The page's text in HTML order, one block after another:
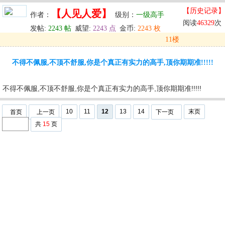
作者： 【人见人爱】 级别： 一级高手
发帖: 2243 帖 威望: 2243 点 金币: 2243 枚
【历史记录】
阅读46329次
11楼
回复 u 编辑 u
不得不佩服,不顶不舒服,你是个真正有实力的高手,顶你期期准!!!!!
不得不佩服,不顶不舒服,你是个真正有实力的高手,顶你期期准!!!!!
首页 上一页 10 11 12 13 14 下一页
末页
共 15 页